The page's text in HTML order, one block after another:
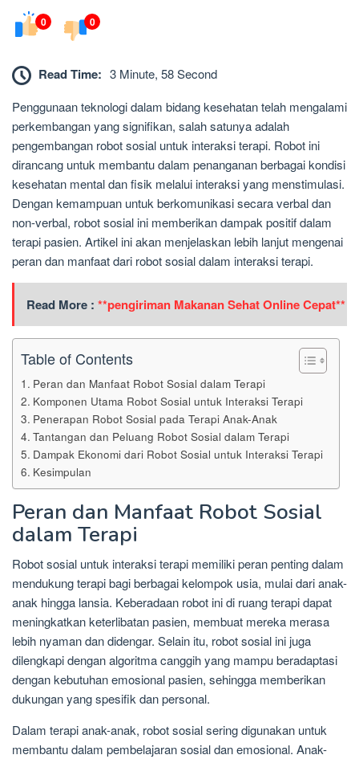
0 0
Read Time: 3 Minute, 58 Second
Penggunaan teknologi dalam bidang kesehatan telah mengalami
perkembangan yang signifikan, salah satunya adalah
pengembangan robot sosial untuk interaksi terapi. Robot ini
dirancang untuk membantu dalam penanganan berbagai kondisi
kesehatan mental dan fisik melalui interaksi yang menstimulasi.
Dengan kemampuan untuk berkomunikasi secara verbal dan
non-verbal, robot sosial ini memberikan dampak positif dalam
terapi pasien. Artikel ini akan menjelaskan lebih lanjut mengenai
peran dan manfaat dari robot sosial dalam interaksi terapi.
Read More : **pengiriman Makanan Sehat Online Cepat**
Table of Contents
Peran dan Manfaat Robot Sosial dalam Terapi
Komponen Utama Robot Sosial untuk Interaksi Terapi
Penerapan Robot Sosial pada Terapi Anak-Anak
Tantangan dan Peluang Robot Sosial dalam Terapi
Dampak Ekonomi dari Robot Sosial untuk Interaksi Terapi
Kesimpulan
Peran dan Manfaat Robot Sosial
dalam Terapi
Robot sosial untuk interaksi terapi memiliki peran penting dalam
mendukung terapi bagi berbagai kelompok usia, mulai dari anak-
anak hingga lansia. Keberadaan robot ini di ruang terapi dapat
meningkatkan keterlibatan pasien, membuat mereka merasa
lebih nyaman dan didengar. Selain itu, robot sosial ini juga
dilengkapi dengan algoritma canggih yang mampu beradaptasi
dengan kebutuhan emosional pasien, sehingga memberikan
dukungan yang spesifik dan personal.
Dalam terapi anak-anak, robot sosial sering digunakan untuk
membantu dalam pembelajaran sosial dan emosional. Anak-